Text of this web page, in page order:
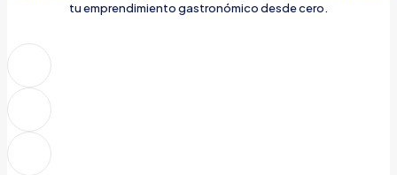
tu emprendimiento gastronómico desde cero.